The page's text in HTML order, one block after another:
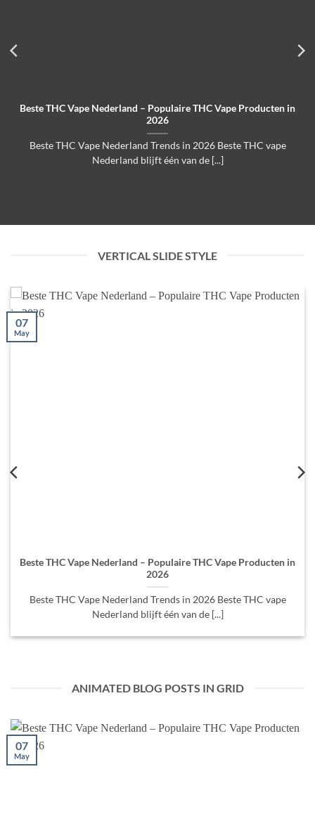
Beste THC Vape Nederland – Populaire THC Vape Producten in
2026
Beste THC Vape Nederland Trends in 2026 Beste THC vape
Nederland blijft één van de [...]
VERTICAL SLIDE STYLE
Beste THC Vape Nederland – Populaire THC Vape Producten in
2026
Beste THC Vape Nederland Trends in 2026 Beste THC vape
Nederland blijft één van de [...]
07
May
ANIMATED BLOG POSTS IN GRID
07
May